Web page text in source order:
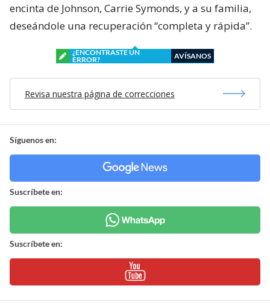
encinta de Johnson, Carrie Symonds, y a su familia,
deseándole una recuperación “completa y rápida”.
¿ENCONTRASTE UN
ERROR?
AVÍSANOS
Revisa nuestra página de correcciones
Síguenos en:
Suscríbete en:
Suscríbete en: